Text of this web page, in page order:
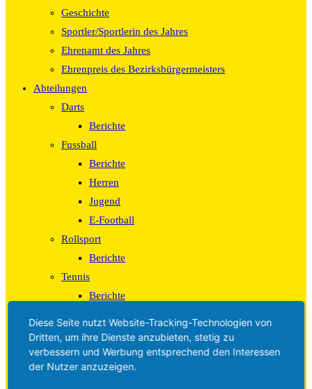
Geschichte
Sportler/Sportlerin des Jahres
Ehrenamt des Jahres
Ehrenpreis des Bezirksbürgermeisters
Abteilungen
Darts
Berichte
Fussball
Berichte
Herren
Jugend
E-Football
Rollsport
Berichte
Tennis
Berichte
Berichte
Turnen – Gymnastik – Leichtathletik
Berichte
Diese Seite nutzt Website-Tracking-Technologien von
Dritten, um ihre Dienste anzubieten, stetig zu
verbessern und Werbung entsprechend den Interessen
der Nutzer anzuzeigen.